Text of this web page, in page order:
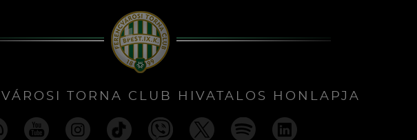
TORNA CLUB HIVATALOS HONLAPJA